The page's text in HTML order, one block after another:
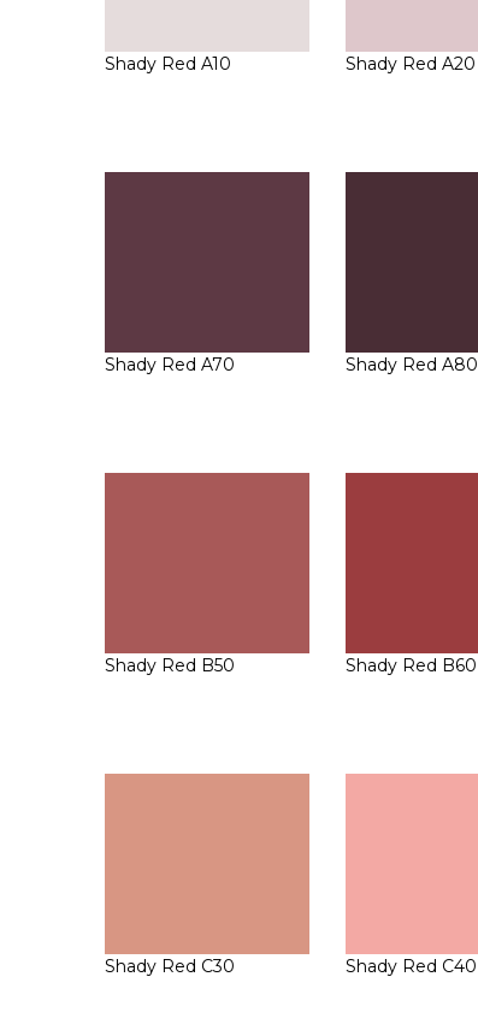
Shady Red A10 Shady Red A20
Shady Red A70 Shady Red A80
Shady Red B50 Shady Red B60
Shady Red C30 Shady Red C40